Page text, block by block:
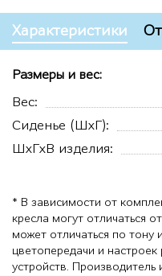
Характеристики
Размеры и вес:
Вес:
Сиденье (ШхГ):
ШхГхВ изделия:
* В зависимости от
кресла могут отличаться
может отличаться по тону
цветопередачи и настроек
устройств. Производитель